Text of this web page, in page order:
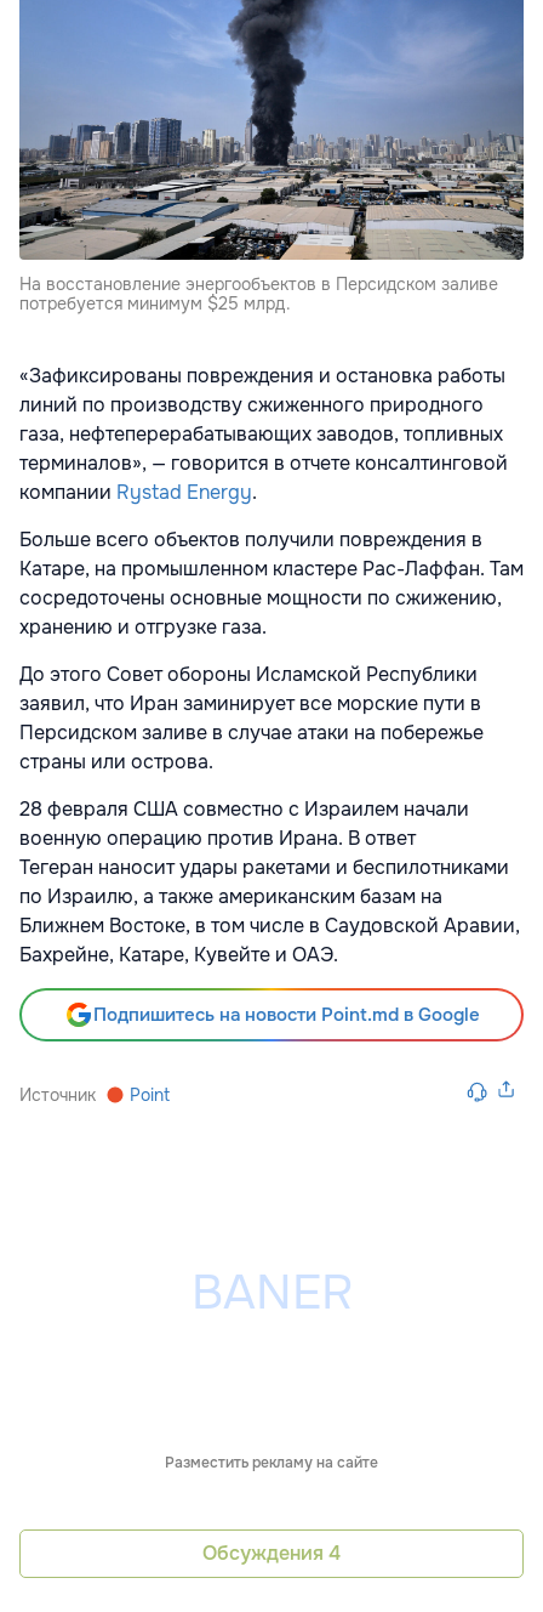
На восстановление энергообъектов в Персидском заливе
потребуется минимум $25 млрд.
«Зафиксированы повреждения и остановка работы
линий по производству сжиженного природного
газа, нефтеперерабатывающих заводов, топливных
терминалов», — говорится в отчете консалтинговой
компании Rystad Energy.
Больше всего объектов получили повреждения в
Катаре, на промышленном кластере Рас-Лаффан. Там
сосредоточены основные мощности по сжижению,
хранению и отгрузке газа.
До этого Совет обороны Исламской Республики
заявил, что Иран заминирует все морские пути в
Персидском заливе в случае атаки на побережье
страны или острова.
28 февраля США совместно с Израилем начали
военную операцию против Ирана. В ответ
Тегеран наносит удары ракетами и беспилотниками
по Израилю, а также американским базам на
Ближнем Востоке, в том числе в Саудовской Аравии,
Бахрейне, Катаре, Кувейте и ОАЭ.
Подпишитесь на новости Point.md в Google
Источник Point
Разместить рекламу на сайте
Обсуждения 4